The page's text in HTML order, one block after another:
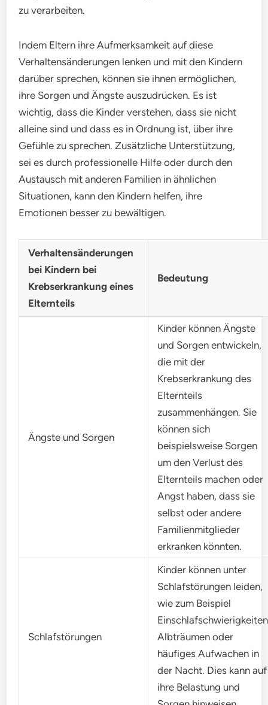
zu verarbeiten.
Indem Eltern ihre Aufmerksamkeit auf diese
Verhaltensänderungen lenken und mit den Kindern
darüber sprechen, können sie ihnen ermöglichen,
ihre Sorgen und Ängste auszudrücken. Es ist
wichtig, dass die Kinder verstehen, dass sie nicht
alleine sind und dass es in Ordnung ist, über ihre
Gefühle zu sprechen. Zusätzliche Unterstützung,
sei es durch professionelle Hilfe oder durch den
Austausch mit anderen Familien in ähnlichen
Situationen, kann den Kindern helfen, ihre
Emotionen besser zu bewältigen.
Verhaltensänderungen
bei Kindern bei
Krebserkrankung eines
Elternteils
Bedeutung
Ängste und Sorgen
Kinder können Ängste
und Sorgen entwickeln,
die mit der
Krebserkrankung des
Elternteils
zusammenhängen. Sie
können sich
beispielsweise Sorgen
um den Verlust des
Elternteils machen oder
Angst haben, dass sie
selbst oder andere
Familienmitglieder
erkranken könnten.
Schlafstörungen
Kinder können unter
Schlafstörungen leiden,
wie zum Beispiel
Albträumen oder
häufiges Aufwachen in
der Nacht. Dies kann auf
ihre Belastung und